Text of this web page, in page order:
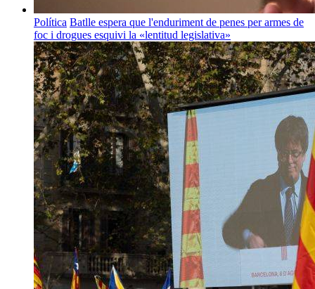
Política Batlle espera que l'enduriment de penes per armes de
foc i drogues esquivi la «lentitud legislativa»